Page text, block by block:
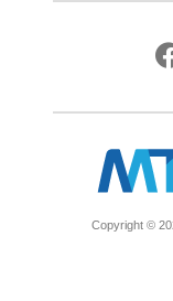
Copyright ©